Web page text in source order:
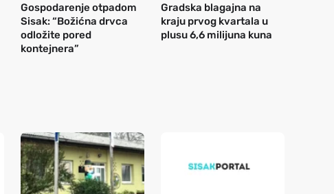
Gospodarenje otpadom
Sisak: “Božićna drvca
odložite pored
kontejnera”
Gradska blagajna na
kraju prvog kvartala u
plusu 6,6 milijuna kuna